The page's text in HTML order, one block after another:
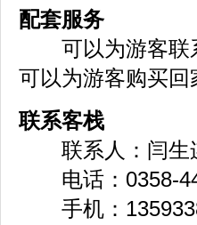
配套服务
可以为游客联
可以为游客购买
联系客栈
联系人：闫生
电话：0358-
手机：